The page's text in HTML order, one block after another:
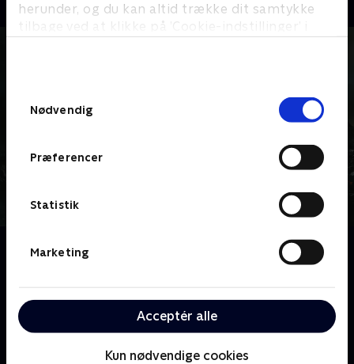
herunder, og du kan altid trække dit samtykke
tilbage ved at klikke på ’Cookie-indstillinger’ i
Nødvendig
Præferencer
Statistik
Marketing
Acceptér alle
Kun nødvendige cookies
Om Halo
Et storslået og menneskeligt sci-fi-drama, der
århundrede. Menneskehedens fremtid trues, da vores
veje krydser en magtfuld rumvæsenalliance ved navn